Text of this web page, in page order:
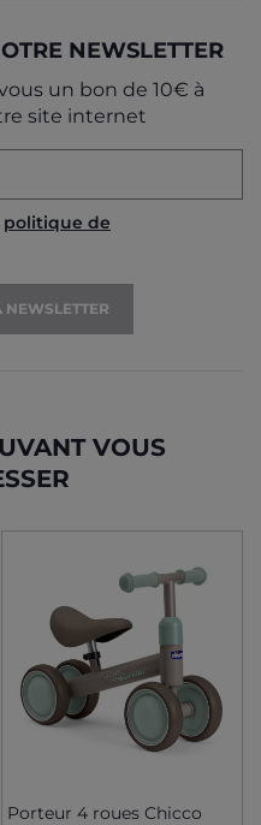
NEWSLETTER
un bon de 10€ à
site internet
politique de
NEWSLETTER
VOUS
Porteur 4 roues Chicco